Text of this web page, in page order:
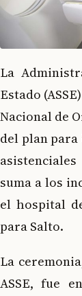
La
Estado
Nacional de
del plan
suma a los
el hospital
para Salto.
La
ASSE, fue